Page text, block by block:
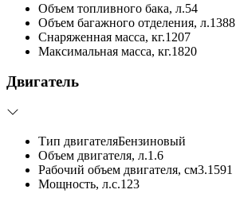
Объем топливного бака, л.54
Объем багажного отделения, л.1388
Снаряженная масса, кг.1207
Максимальная масса, кг.1820
Двигатель
Тип двигателяБензиновый
Объем двигателя, л.1.6
Рабочий объем двигателя, см3.1591
Мощность, л.с.123